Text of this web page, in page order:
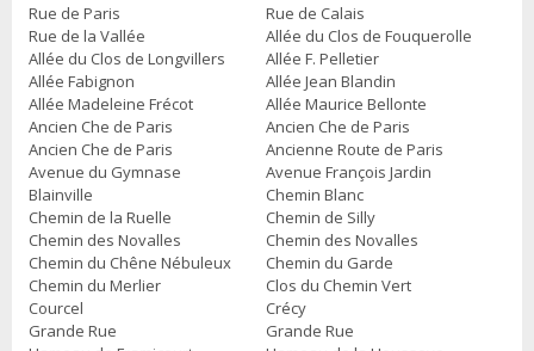
Rue de Paris
Rue de Calais
Rue de la Vallée
Allée du Clos de Fouquerolle
Allée du Clos de Longvillers
Allée F. Pelletier
Allée Fabignon
Allée Jean Blandin
Allée Madeleine Frécot
Allée Maurice Bellonte
Ancien Che de Paris
Ancien Che de Paris
Ancien Che de Paris
Ancienne Route de Paris
Avenue du Gymnase
Avenue François Jardin
Blainville
Chemin Blanc
Chemin de la Ruelle
Chemin de Silly
Chemin des Novalles
Chemin des Novalles
Chemin du Chêne Nébuleux
Chemin du Garde
Chemin du Merlier
Clos du Chemin Vert
Courcel
Crécy
Grande Rue
Grande Rue